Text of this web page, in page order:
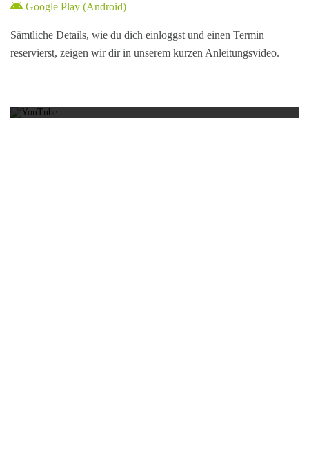
Google Play (Android)
Sämtliche Details, wie du dich einloggst und einen Termin
reservierst, zeigen wir dir in unserem kurzen Anleitungs­video.
Mit dem Laden des Videos akzeptierst du die